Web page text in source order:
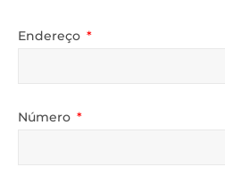
Endereço
Número